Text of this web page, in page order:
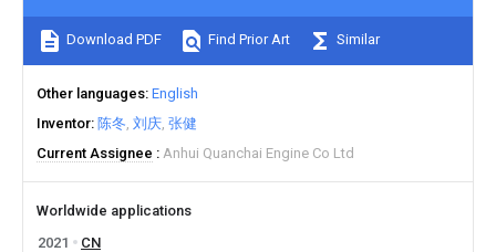
Download PDF Find Prior Art Similar
Other languages English
Inventor 陈冬 刘庆 张健
Current Assignee
Anhui Quanchai Engine Co Ltd
Worldwide applications
2021
CN